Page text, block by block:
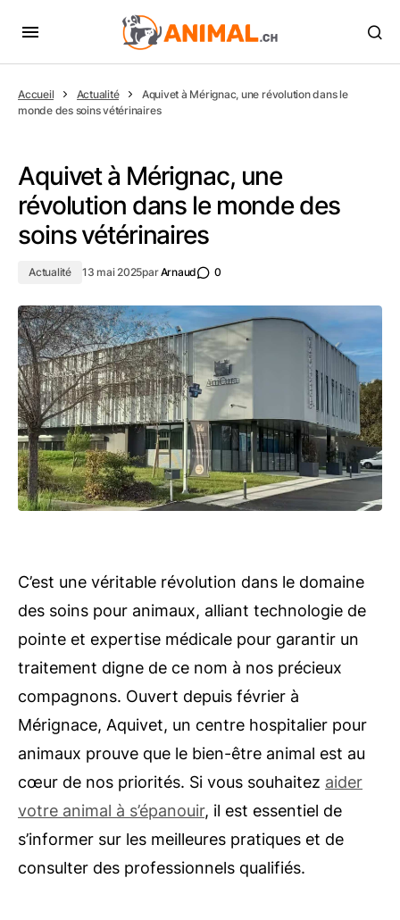
Accueil Actualité
Aquivet à Mérignac, une révolution dans le
monde des soins vétérinaires
Aquivet à Mérignac, une
révolution dans le monde des
soins vétérinaires
Actualité 13 mai 2025parArnaud 0
C’est une véritable révolution dans le domaine
des soins pour animaux, alliant technologie de
pointe et expertise médicale pour garantir un
traitement digne de ce nom à nos précieux
compagnons. Ouvert depuis février à
Mérignace, Aquivet, un centre hospitalier pour
animaux prouve que le bien-être animal est au
cœur de nos priorités. Si vous souhaitez aider
votre animal à s’épanouir, il est essentiel de
s’informer sur les meilleures pratiques et de
consulter des professionnels qualifiés.